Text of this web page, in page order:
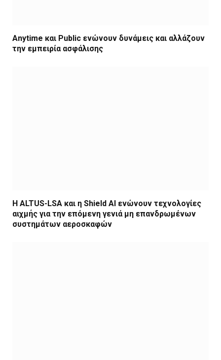
Anytime και Public ενώνουν δυνάμεις και αλλάζουν
την εμπειρία ασφάλισης
Η ALTUS-LSA και η Shield AI ενώνουν τεχνολογίες
αιχμής για την επόμενη γενιά μη επανδρωμένων
συστημάτων αεροσκαφών